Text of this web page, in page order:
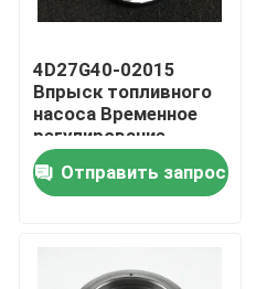
4D27G40-02015
Впрыск топливного
насоса Временное
регулирование
редуктора вала
Отправить запрос